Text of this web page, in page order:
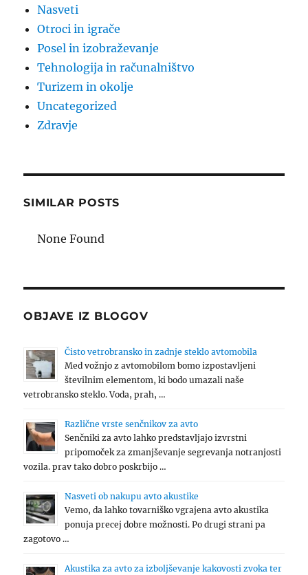
Nasveti
Otroci in igrače
Posel in izobraževanje
Tehnologija in računalništvo
Turizem in okolje
Uncategorized
Zdravje
SIMILAR POSTS
None Found
OBJAVE IZ BLOGOV
Čisto vetrobransko in zadnje steklo avtomobila
Med vožnjo z avtomobilom bomo izpostavljeni
številnim elementom, ki bodo umazali naše
vetrobransko steklo. Voda, prah, …
Različne vrste senčnikov za avto
Senčniki za avto lahko predstavljajo izvrstni
pripomoček za zmanjševanje segrevanja notranjosti
vozila. prav tako dobro poskrbijo …
Nasveti ob nakupu avto akustike
Vemo, da lahko tovarniško vgrajena avto akustika
ponuja precej dobre možnosti. Po drugi strani pa
zagotovo …
Akustika za avto za izboljševanje kakovosti zvoka ter